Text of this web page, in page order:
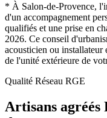
* À Salon-de-Provence,
d'un accompagnement
qualifiés et une prise en
2026. Ce conseil
acousticien ou installateur
de l'unité extérieure de
Qualité Réseau RGE
Artisans agréés